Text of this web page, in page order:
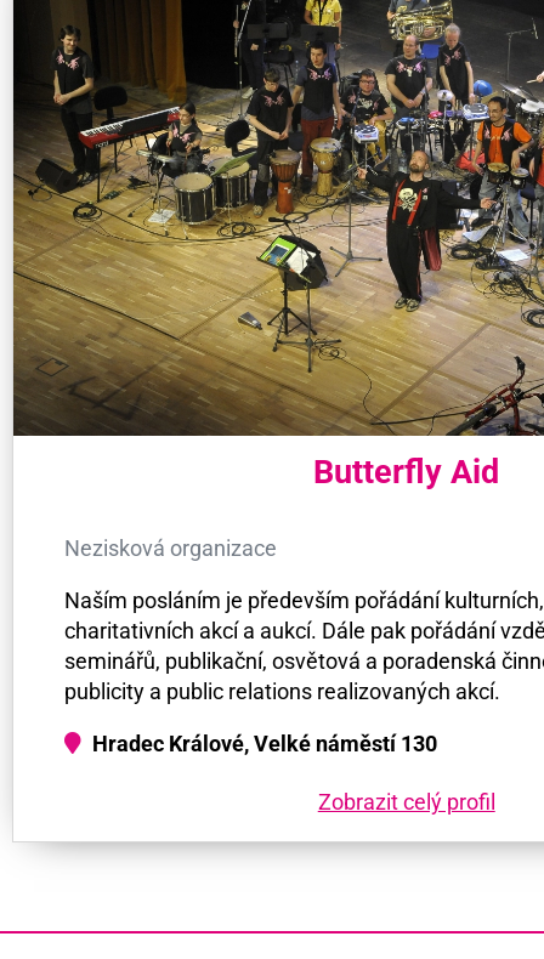
Butterfly Aid
Nezisková organizace
Naším posláním je především pořádání
charitativních akcí a aukcí. Dále pak pořádání
seminářů, publikační, osvětová a poradenská
publicity a public relations realizovaných akcí.
Hradec Králové, Velké náměstí 130
Zobrazit celý profil